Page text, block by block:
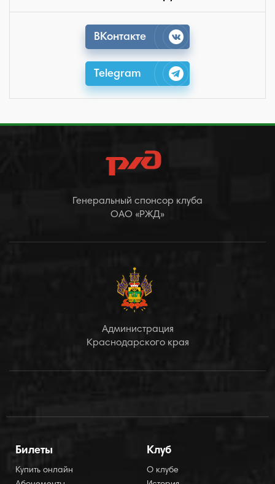
ВКонтакте
Telegram
Генеральный спонсор клуба
ОАО «РЖД»
Администрация
Краснодарского края
Билеты
Купить онлайн
Клуб
О клубе